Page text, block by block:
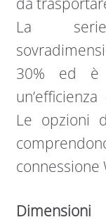
La
30% ed è
Le opzioni
connessione